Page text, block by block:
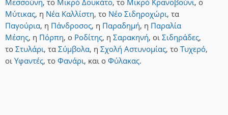
Μεσσούνη, το Μικρό Δουκάτο, το Μικρό Κρανοβούνι, ο
Μύτικας, η Νέα Καλλίστη, το Νέο Σιδηροχώρι, τα
Παγούρια, η Πάνδροσος, η Παραδημή, η Παραλία
Μέσης, η Πόρπη, ο Ροδίτης, η Σαρακηνή, οι Σιδηράδες,
το Στυλάρι, τα Σύμβολα, η Σχολή Αστυνομίας, το Τυχερό,
οι Υφαντές, το Φανάρι, και ο Φύλακας.